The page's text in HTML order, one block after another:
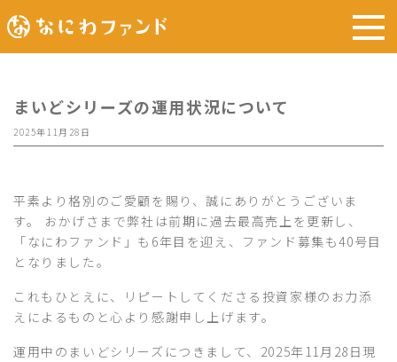
まいどシリーズの運用状況について
2025年11月28日
平素より格別のご愛顧を賜り、誠にありがとうございま
す。 おかげさまで弊社は前期に過去最高売上を更新し、
「なにわファンド」も6年目を迎え、ファンド募集も40号目
となりました。
これもひとえに、リピートしてくださる投資家様のお力添
えによるものと心より感謝申し上げます。
運用中のまいどシリーズにつきまして、2025年11月28日現